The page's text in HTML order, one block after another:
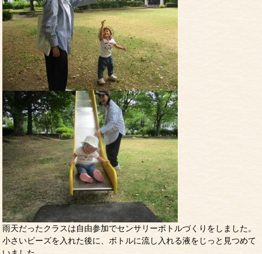
雨天だったクラスは自由参加でセンサリーボトルづくりをしました。
小さいビーズを入れた後に、ボトルに流し入れる液をじっと見つめて